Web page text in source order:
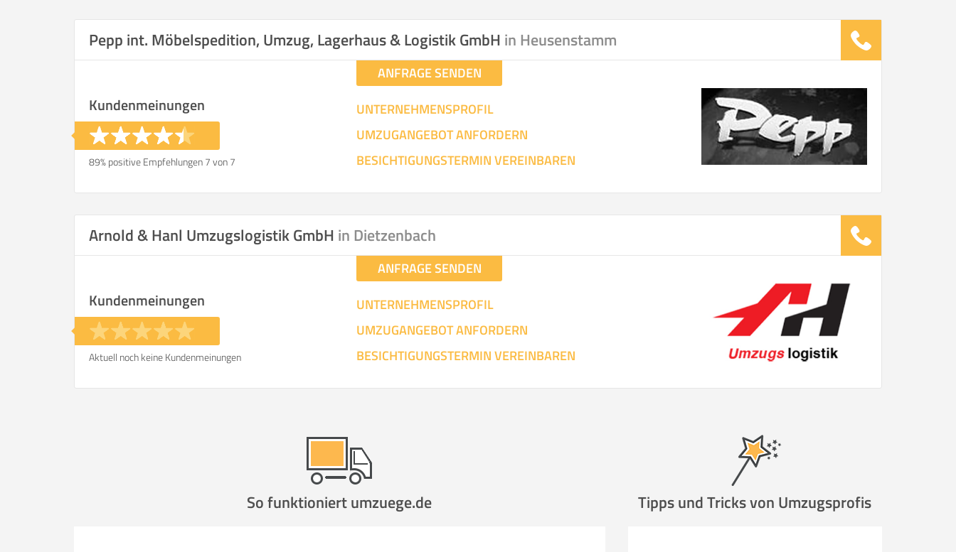
Selbst umziehen.
Helfer .
Stunden
Stunden
KOSTENSCHÄTZUNG:
€ -€ .
Mit Umzugsunternehmen
Zeit pro Mitarbeiter
Stunden
Gesamt-Arbeitszeit
Stunden
ICH MÖCHTE ANGEBOTE ANFORDERN
SO ERRECHNET SICH DIE KOSTENSCHÄTZUNG
Pepp int. Möbelspedition, Umzug, Lagerhaus & Logistik GmbH in Heusenstamm
ANFRAGE SENDEN
UNTERNEHMENSPROFIL
UMZUGANGEBOT ANFORDERN
BESICHTIGUNGSTERMIN VEREINBAREN
Kundenmeinungen
89% positive Empfehlungen 7 von 7
Arnold & Hanl Umzugslogistik GmbH in Dietzenbach
ANFRAGE SENDEN
UNTERNEHMENSPROFIL
UMZUGANGEBOT ANFORDERN
BESICHTIGUNGSTERMIN VEREINBAREN
Kundenmeinungen
Aktuell noch keine Kundenmeinungen
So funktioniert umzuege.de Tipps und Tricks von Umzugsprofis